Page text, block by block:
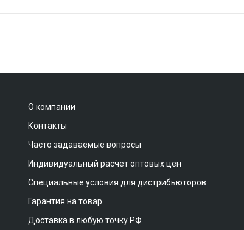
О компании
Контакты
Часто задаваемые вопросы
Индивидуальный расчет оптовых цен
Специальные условия для дистрибьюторов
Гарантия на товар
Доставка в любую точку РФ